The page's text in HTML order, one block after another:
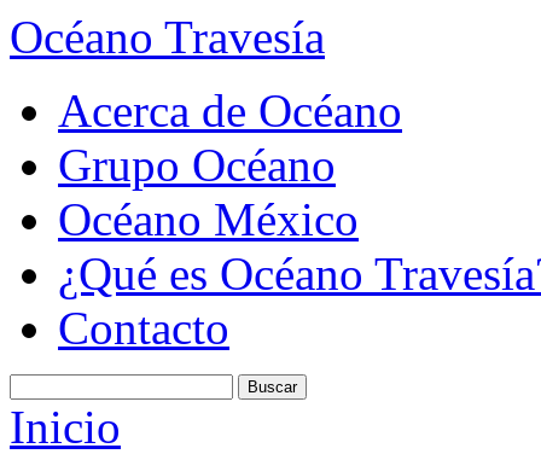
Océano Travesía
Acerca de Océano
Grupo Océano
Océano México
¿Qué es Océano
Contacto
Inicio